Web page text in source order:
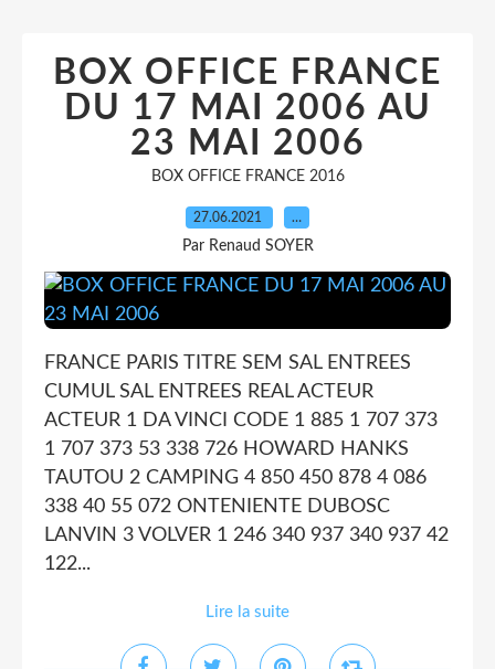
BOX OFFICE FRANCE
DU 17 MAI 2006 AU
23 MAI 2006
BOX OFFICE FRANCE 2016
27.06.2021 …
Par Renaud SOYER
FRANCE PARIS TITRE SEM SAL ENTREES
CUMUL SAL ENTREES REAL ACTEUR
ACTEUR 1 DA VINCI CODE 1 885 1 707 373
1 707 373 53 338 726 HOWARD HANKS
TAUTOU 2 CAMPING 4 850 450 878 4 086
338 40 55 072 ONTENIENTE DUBOSC
LANVIN 3 VOLVER 1 246 340 937 340 937 42
122...
Lire la suite